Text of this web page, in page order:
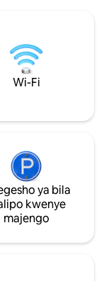
Wi-Fi
ya bila
kwenye
majengo